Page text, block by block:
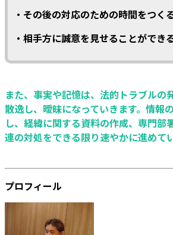
・その後の対応のための時間をつく
・相手方に誠意を見せることができる
また、事実や記憶は、法的トラブルの
散逸し、曖昧になっていきます。情報
し、経緯に関する資料の作成、専門部
連の対処をできる限り速やかに進めて
プロフィール